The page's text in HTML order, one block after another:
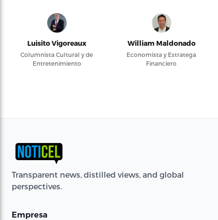
Luisito Vigoreaux
Columnista Cultural y de
Entretenimiento
William Maldonado
Economista y Estratega
Financiero
Transparent news, distilled views, and global
perspectives.
Empresa